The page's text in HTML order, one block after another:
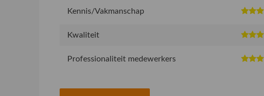
Kennis/Vakmanschap
Kwaliteit
Professionaliteit medewerkers